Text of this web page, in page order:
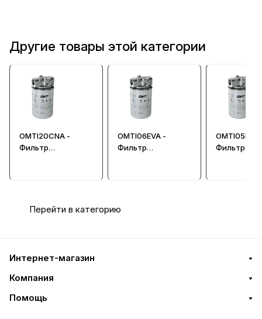
Другие товары этой категории
OMTI20CNA -
Фильтр
OMTI06EVA -
Фильтр
OMTI05BVR
Фильтр
Перейти в категорию
Интернет-магазин
Компания
Помощь